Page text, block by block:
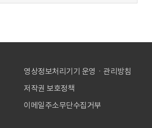
영상정보처리기기 운영ㆍ관리방침
저작권 보호정책
이메일주소무단수집거부